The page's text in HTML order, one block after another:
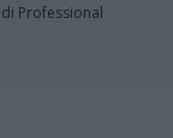
Professional